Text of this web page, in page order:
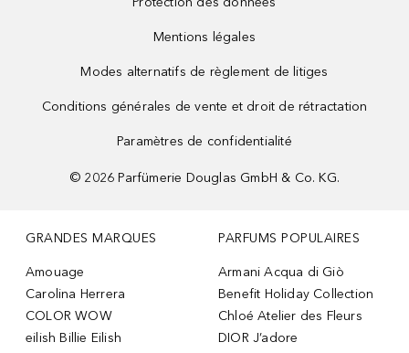
Mentions légales
Modes alternatifs de règlement de litiges
Conditions générales de vente et droit de rétractation
Paramètres de confidentialité
© 2026 Parfümerie Douglas GmbH & Co. KG.
GRANDES MARQUES
Amouage
Carolina Herrera
COLOR WOW
eilish Billie Eilish
PARFUMS POPULAIRES
Armani Acqua di Giò
Benefit Holiday Collection
Chloé Atelier des Fleurs
DIOR J’adore